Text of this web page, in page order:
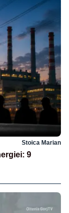
Stoica Marian
9